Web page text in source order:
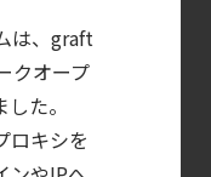
リティ強化
動隔離検証
は、graft
クオープ
た。
ロキシを